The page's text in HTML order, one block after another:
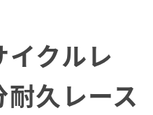
クルレ
久レース